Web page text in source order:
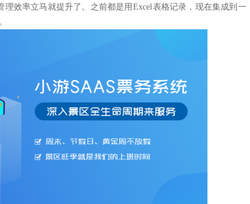
理效率立马就提升了。之前都是用Excel表格记录，现在集成到一